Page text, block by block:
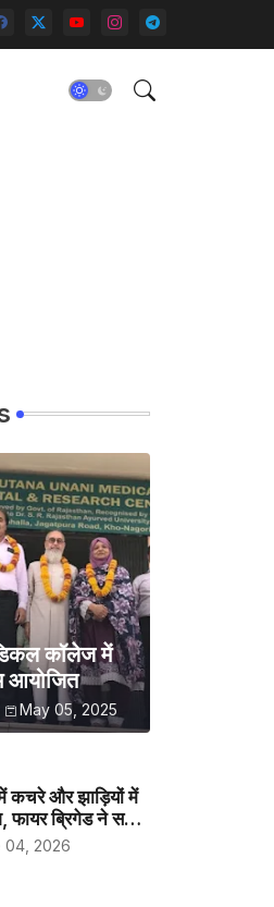
कॉलेज में
आयोजित
May 05, 2025
कचरे और झाड़ियों में
फायर ब्रिगेड ने समय
काबू
04, 2026